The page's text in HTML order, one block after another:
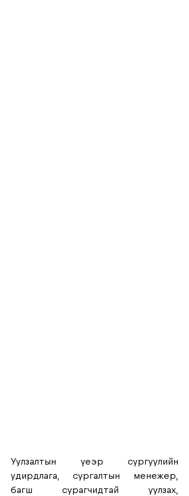
Уулзалтын үеэр сургуулийн
удирдлага, сургалтын менежер,
багш сурагчидтай уулзах,